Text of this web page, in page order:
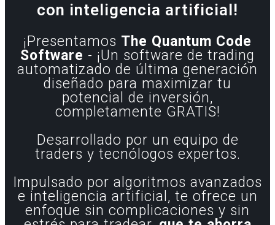
con inteligencia artificial!
¡Presentamos The Quantum Code
Software - ¡Un software de trading
automatizado de última generación
diseñado para maximizar tu
potencial de inversión,
completamente GRATIS!
Desarrollado por un equipo de
traders y tecnólogos expertos.
Impulsado por algoritmos avanzados
e inteligencia artificial, te ofrece un
enfoque sin complicaciones y sin